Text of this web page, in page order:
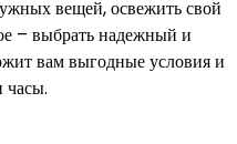
вещей, освежить свой
– выбрать надежный и
вам выгодные условия и